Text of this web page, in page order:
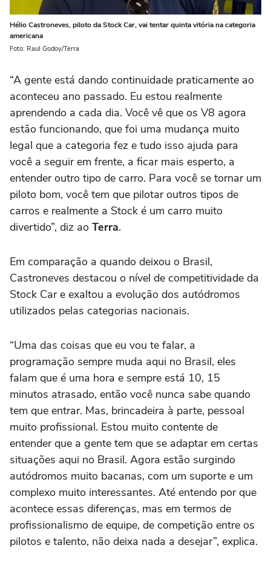
Hélio Castroneves, piloto da Stock Car, vai tentar quinta vitória na categoria
americana
Foto: Raul Godoy/Terra
“A gente está dando continuidade praticamente ao
aconteceu ano passado. Eu estou realmente
aprendendo a cada dia. Você vê que os V8 agora
estão funcionando, que foi uma mudança muito
legal que a categoria fez e tudo isso ajuda para
você a seguir em frente, a ficar mais esperto, a
entender outro tipo de carro. Para você se tornar um
piloto bom, você tem que pilotar outros tipos de
carros e realmente a Stock é um carro muito
divertido”, diz ao Terra.
Em comparação a quando deixou o Brasil,
Castroneves destacou o nível de competitividade da
Stock Car e exaltou a evolução dos autódromos
utilizados pelas categorias nacionais.
“Uma das coisas que eu vou te falar, a
programação sempre muda aqui no Brasil, eles
falam que é uma hora e sempre está 10, 15
minutos atrasado, então você nunca sabe quando
tem que entrar. Mas, brincadeira à parte, pessoal
muito profissional. Estou muito contente de
entender que a gente tem que se adaptar em certas
situações aqui no Brasil. Agora estão surgindo
autódromos muito bacanas, com um suporte e um
complexo muito interessantes. Até entendo por que
acontece essas diferenças, mas em termos de
profissionalismo de equipe, de competição entre os
pilotos e talento, não deixa nada a desejar”, explica.